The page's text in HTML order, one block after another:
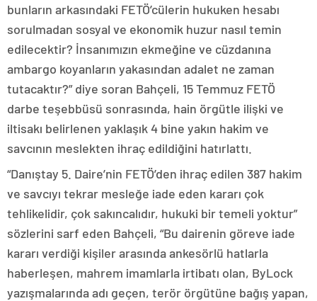
bunların arkasındaki FETÖ’cülerin hukuken hesabı
sorulmadan sosyal ve ekonomik huzur nasıl temin
edilecektir? İnsanımızın ekmeğine ve cüzdanına
ambargo koyanların yakasından adalet ne zaman
tutacaktır?” diye soran Bahçeli, 15 Temmuz FETÖ
darbe teşebbüsü sonrasında, hain örgütle ilişki ve
iltisakı belirlenen yaklaşık 4 bine yakın hakim ve
savcının meslekten ihraç edildiğini hatırlattı.
“Danıştay 5. Daire’nin FETÖ’den ihraç edilen 387 hakim
ve savcıyı tekrar mesleğe iade eden kararı çok
tehlikelidir, çok sakıncalıdır, hukuki bir temeli yoktur”
sözlerini sarf eden Bahçeli, “Bu dairenin göreve iade
kararı verdiği kişiler arasında ankesörlü hatlarla
haberleşen, mahrem imamlarla irtibatı olan, ByLock
yazışmalarında adı geçen, terör örgütüne bağış yapan,